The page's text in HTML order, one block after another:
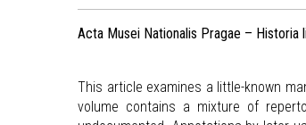
Acta Musei Nationalis Pragae –
This article examines a little-known
volume contains a mixture of